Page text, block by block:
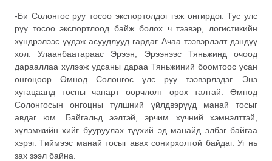
-Би Солонгос руу тосоо экспортолдог гэж онгирдог. Тус улс
руу тосоо экспортлоод байж болох ч тээвэр, логистикийн
хүндрэлээс үүдэж асуудлууд гардаг. Ачаа тээвэрлэлт дэндүү
хол. Улаанбаатараас Эрээн, Эрээнээс Тяньжинд очоод
дарааллаа хүлээж удсаны дараа Тяньжиний боомтоос усан
онгоцоор Өмнөд Солонгос улс руу тээвэрлэдэг. Энэ
хугацаанд тосны чанарт өөрчлөлт орох талтай. Өмнөд
Солонгосын онгоцны түлшний үйлдвэрүүд манай тосыг
авдаг юм. Байгальд ээлтэй, эрчим хүчний хэмнэлттэй,
хүлэмжийн хийг бууруулах түүхий эд манайд элбэг байгаа
хэрэг. Тиймээс манай тосыг авах сонирхолтой байдаг. Уг нь
зах зээл байна.